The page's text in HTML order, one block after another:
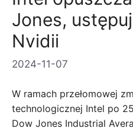
Jones,
Nvidii
2024-11-07
W ramach przełomowej
technologicznej Intel po
Dow Jones Industrial